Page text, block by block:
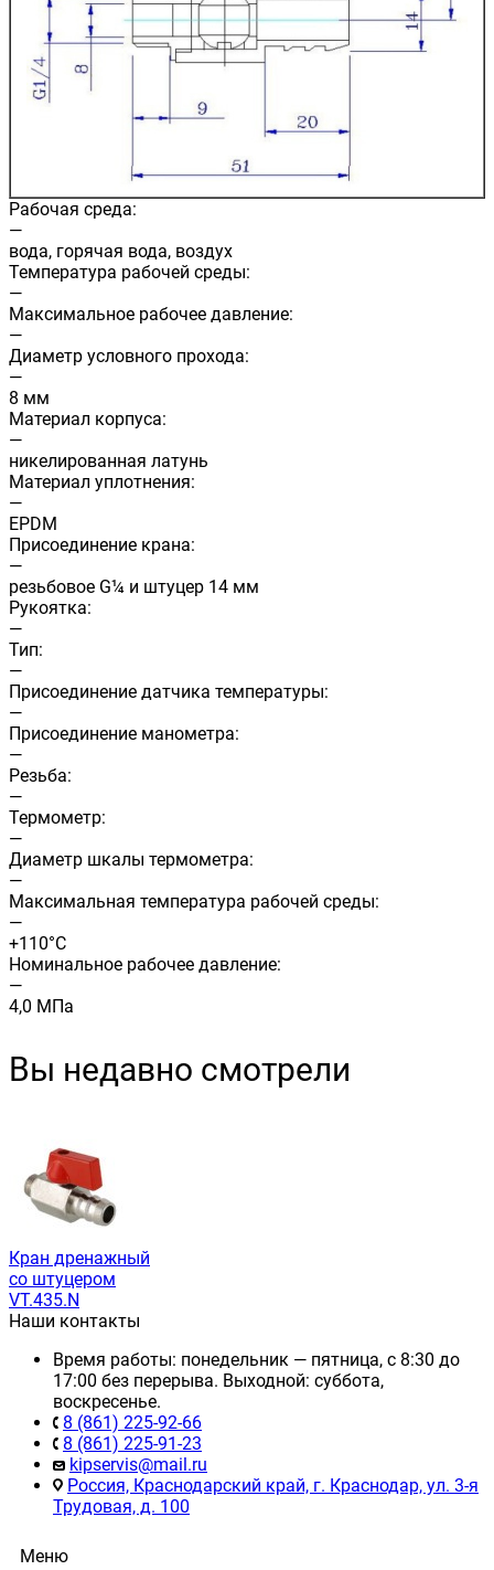
Рабочая среда:
—
вода, горячая вода, воздух
Температура рабочей среды:
—
Максимальное рабочее давление:
—
Диаметр условного прохода:
—
8 мм
Материал корпуса:
—
никелированная латунь
Материал уплотнения:
—
EPDM
Присоединение крана:
—
резьбовое G¼ и штуцер 14 мм
Рукоятка:
—
Тип:
—
Присоединение датчика температуры:
—
Присоединение манометра:
—
Резьба:
—
Термометр:
—
Диаметр шкалы термометра:
—
Максимальная температура рабочей среды:
—
+110°С
Номинальное рабочее давление:
—
4,0 МПа
Вы недавно смотрели
Кран дренажный
со штуцером
VT.435.N
Наши контакты
Время работы: понедельник — пятница, с 8:30 до
17:00 без перерыва. Выходной: суббота,
воскресенье.
8 (861) 225-92-66
8 (861) 225-91-23
kipservis@mail.ru
Россия, Краснодарский край, г. Краснодар, ул. 3-я
Трудовая, д. 100
Меню